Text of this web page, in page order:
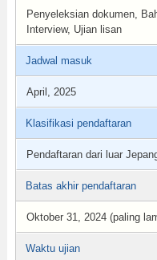
Penyeleksian dokumen,
Interview, Ujian lisan
Jadwal masuk
April, 2025
Klasifikasi pendaftaran
Pendaftaran dari luar
Batas akhir pendaftaran
Oktober 31, 2024 (paling
Waktu ujian